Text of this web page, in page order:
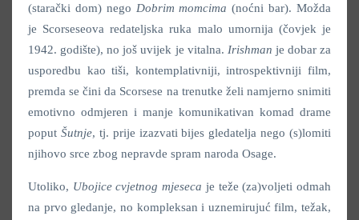
(starački dom) nego Dobrim momcima (noćni bar). Možda
je Scorseseova redateljska ruka malo umornija (čovjek je
1942. godište), no još uvijek je vitalna. Irishman je dobar za
usporedbu kao tiši, kontemplativniji, introspektivniji film,
premda se čini da Scorsese na trenutke želi namjerno snimiti
emotivno odmjeren i manje komunikativan komad drame
poput Šutnje, tj. prije izazvati bijes gledatelja nego (s)lomiti
njihovo srce zbog nepravde spram naroda Osage.
Utoliko, Ubojice cvjetnog mjeseca je teže (za)voljeti odmah
na prvo gledanje, no kompleksan i uznemirujuć film, težak,